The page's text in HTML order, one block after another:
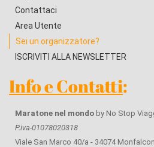
Contattaci
Area Utente
Sei un organizzatore?
ISCRIVITI ALLA NEWSLETTER
Info e Contatti:
Maratone nel mondoby No Stop
P.iva-01078020318
Viale San Marco 40/a - 34074